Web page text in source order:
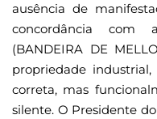
ausência de
concordância com
(BANDEIRA DE
propriedade
correta, mas
silente. O Presidente